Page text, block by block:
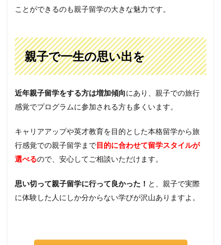
ことができるのも親子留学の大きな魅力です。
親子で一生の思い出を
近年親子留学をする方は増加傾向にあり、親子での旅行
感覚でプログラムに参加される方も多くいます。
キャリアアップや英才教育を目的とした本格留学から旅
行感覚での親子留学まで目的に合わせて留学スタイルが
選べるので、安心してご相談いただけます。
思い切って親子留学に行って良かった！ と、親子で実際
に体験した人にしか分からない学びが沢山ありますよ。